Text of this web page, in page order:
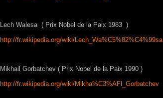
Lech Walesa ( Prix Nobel de la Paix 1983 )
http://fr.wikipedia.org/wiki/Lech_Wa%C5%82%C4%99sa
Mikhail Gorbatchev ( Prix Nobel de la Paix 1990 )
http://fr.wikipedia.org/wiki/Mikha%C3%AFl_Gorbatchev